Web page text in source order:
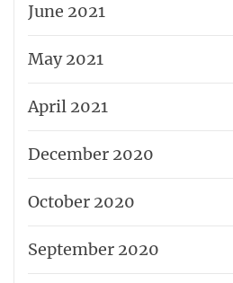
June 2021
May 2021
April 2021
December 2020
October 2020
September 2020